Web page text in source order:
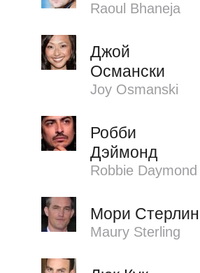
Raoul Bhaneja
Джой
Османски
Joy Osmanski
Робби
Дэймонд
Robbie Daymond
Мори
Maury Sterling